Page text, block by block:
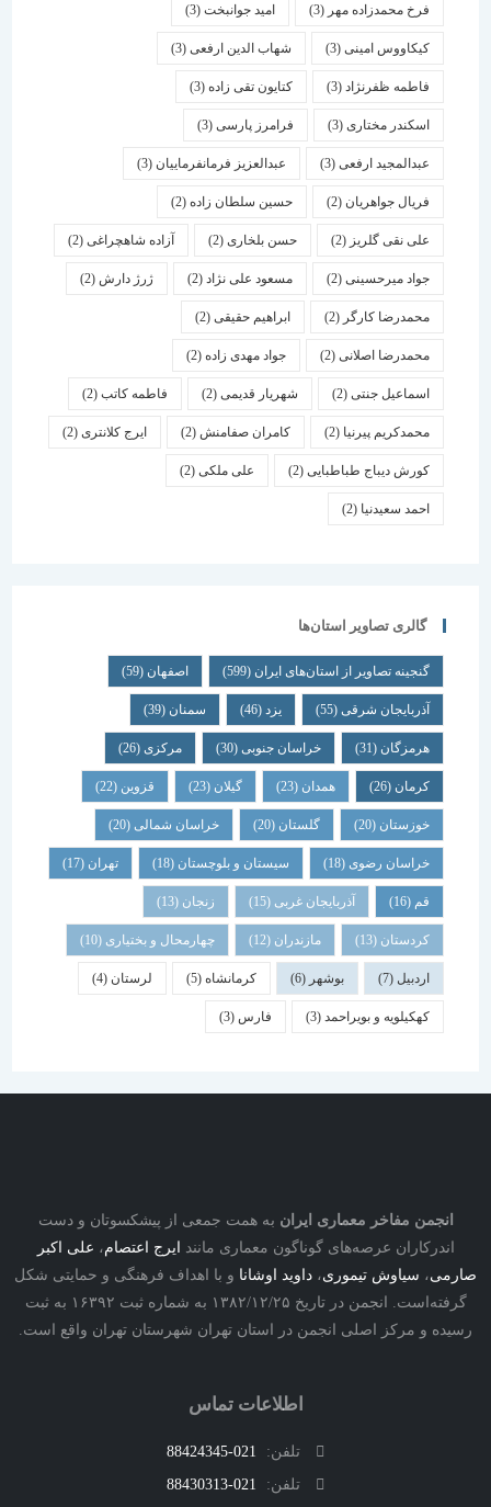
فرخ محمدزاده مهر(3) امید جوانبخت(3)
کیکاووس امینی(3) شهاب الدین ارفعی(3)
فاطمه ظفرنژاد(3) کتایون تقی زاده(3)
اسكندر مختاری (3) فرامرز پارسی(3)
عبدالمجید ارفعی(3) عبدالعزیز فرمانفرماییان(3)
فریال جواهریان(2) حسین سلطان زاده(2)
علی نقی گلریز(2) حسن بلخاری(2) آزاده شاهچراغی(2)
جواد میرحسینی(2) مسعود علی نژاد(2) ژرژ دارش (2)
محمدرضا کارگر(2) ابراهیم حقیقی(2)
محمدرضا اصلانی(2) جواد مهدی زاده(2)
اسماعیل جنتی(2) شهریار قدیمی(2) فاطمه کاتب(2)
محمدکریم پیرنیا (2) کامران صفامنش(2) ایرج کلانتری (2)
کورش دیباج طباطبایی(2) علی ملکی(2)
احمد سعیدنیا (2)
گالری تصاویر استان‌ها
گنجینه تصاویر از استان‌های ایران(599) اصفهان (59)
آذربایجان شرقی(55) یزد سمنان (39)
هرمزگان(31) خراسان جنوبی(30) مرکزی (26)
همدان گیلان قزوین
خوزستان(20) گلستان (20) خراسان شمالی(20)
خراسان رضوی(18) سیستان و بلوچستان(18) تهران
آذربایجان غربی(15) زنجان
کردستان(13) مازندران(12) چهارمحال و بختیاری (10)
بوشهر کرمانشاه(5) لرستان (4)
کهکیلویه و بویراحمد(3) فارس
مفاخر معماری ایرانبه همت جمعی از پیشکسوتان و دست
عرصه‌های گوناگون معماری مانندایرج اعتصام،علی اکبر
،سیاوش تیموری،داوید اوشاناو با اهداف فرهنگی و حمایتی شکل
گرفته‌است. انجمن در تاریخ ۱۳۸۲/۱۲/۲۵ به شماره ثبت ۱۶۳۹۲ به ثبت
و مرکز اصلی انجمن در استان تهران شهرستان تهران واقع است.
اطلاعات تماس
تلفن:
021-88424345
تلفن:
021-88430313